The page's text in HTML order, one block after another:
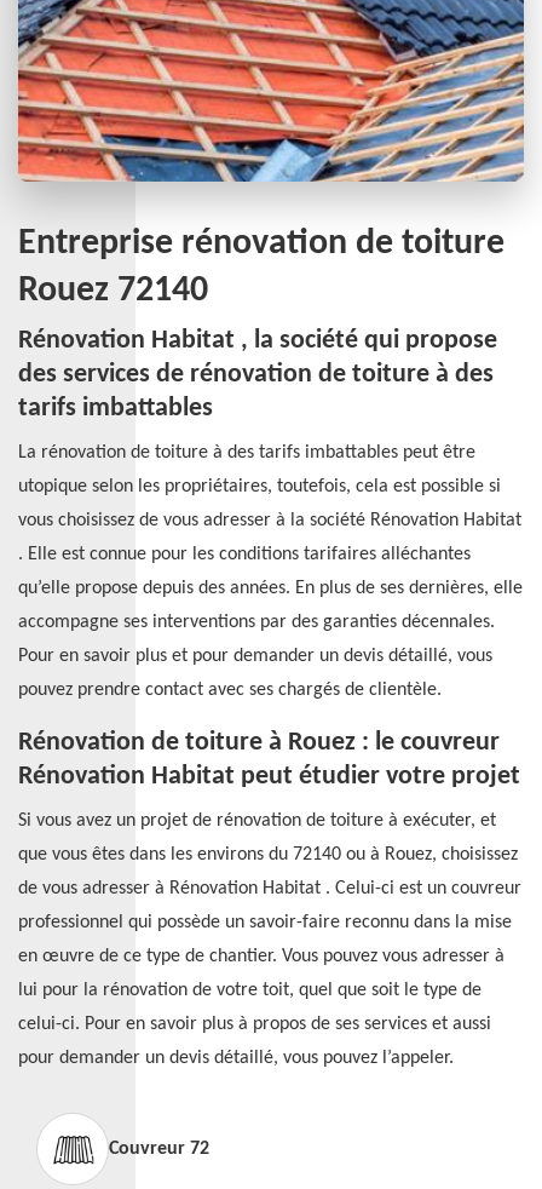
Entreprise rénovation de toiture
Rouez 72140
Rénovation Habitat , la société qui propose
des services de rénovation de toiture à des
tarifs imbattables
La rénovation de toiture à des tarifs imbattables peut être
utopique selon les propriétaires, toutefois, cela est possible si
vous choisissez de vous adresser à la société Rénovation Habitat
. Elle est connue pour les conditions tarifaires alléchantes
qu’elle propose depuis des années. En plus de ses dernières, elle
accompagne ses interventions par des garanties décennales.
Pour en savoir plus et pour demander un devis détaillé, vous
pouvez prendre contact avec ses chargés de clientèle.
Rénovation de toiture à Rouez : le couvreur
Rénovation Habitat peut étudier votre projet
Si vous avez un projet de rénovation de toiture à exécuter, et
que vous êtes dans les environs du 72140 ou à Rouez, choisissez
de vous adresser à Rénovation Habitat . Celui-ci est un couvreur
professionnel qui possède un savoir-faire reconnu dans la mise
en œuvre de ce type de chantier. Vous pouvez vous adresser à
lui pour la rénovation de votre toit, quel que soit le type de
celui-ci. Pour en savoir plus à propos de ses services et aussi
pour demander un devis détaillé, vous pouvez l’appeler.
Couvreur 72